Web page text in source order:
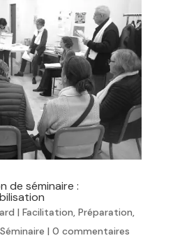
de séminaire :
| Facilitation Préparation
Séminaire | 0 commentaires